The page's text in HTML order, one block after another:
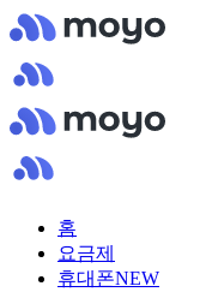
홈
요금제
휴대폰NEW